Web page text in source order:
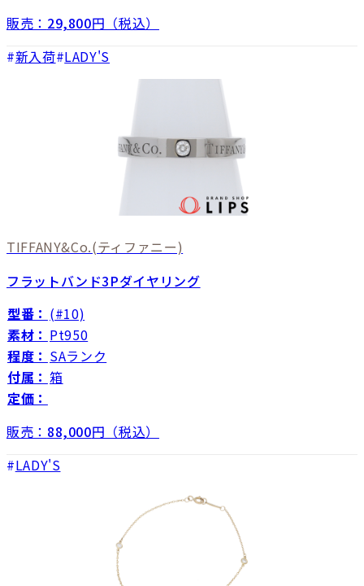
販売： 29,800円（税込）
新入荷 LADY'S
TIFFANY&Co.(ティファニー)
フラットバンド3Pダイヤリング
型番： (#10)
素材： Pt950
程度： SAランク
付属： 箱
定価：
販売： 88,000円（税込）
LADY'S